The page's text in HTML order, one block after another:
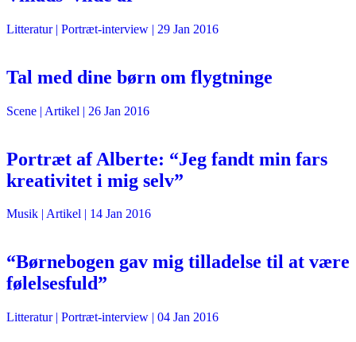
Litteratur| Portræt-interview | 29 Jan 2016
Tal med dine børn om flygtninge
Scene | Artikel | 26 Jan 2016
Portræt af Alberte: “Jeg fandt min fars
kreativitet i mig selv”
Musik | Artikel | 14 Jan 2016
“Børnebogen gav mig tilladelse til at være
følelsesfuld”
Litteratur| Portræt-interview | 04 Jan 2016